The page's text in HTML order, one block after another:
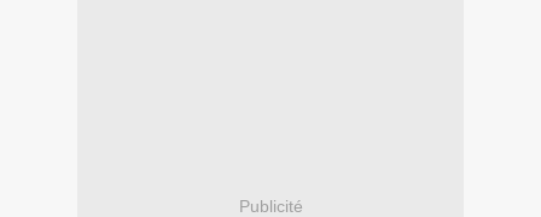
Publicité